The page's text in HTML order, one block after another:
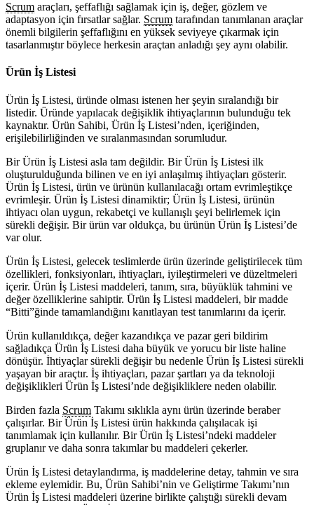
Scrum araçları, şeffaflığı sağlamak için iş, değer, gözlem ve
adaptasyon için fırsatlar sağlar. Scrum tarafından tanımlanan araçlar
önemli bilgilerin şeffaflığını en yüksek seviyeye çıkarmak için
tasarlanmıştır böylece herkesin araçtan anladığı şey aynı olabilir.
Ürün İş Listesi
Ürün İş Listesi, üründe olması istenen her şeyin sıralandığı bir
listedir. Üründe yapılacak değişiklik ihtiyaçlarının bulunduğu tek
kaynaktır. Ürün Sahibi, Ürün İş Listesi’nden, içeriğinden,
erişilebilirliğinden ve sıralanmasından sorumludur.
Bir Ürün İş Listesi asla tam değildir. Bir Ürün İş Listesi ilk
oluşturulduğunda bilinen ve en iyi anlaşılmış ihtiyaçları gösterir.
Ürün İş Listesi, ürün ve ürünün kullanılacağı ortam evrimleştikçe
evrimleşir. Ürün İş Listesi dinamiktir; Ürün İş Listesi, ürünün
ihtiyacı olan uygun, rekabetçi ve kullanışlı şeyi belirlemek için
sürekli değişir. Bir ürün var oldukça, bu ürünün Ürün İş Listesi’de
var olur.
Ürün İş Listesi, gelecek teslimlerde ürün üzerinde geliştirilecek tüm
özellikleri, fonksiyonları, ihtiyaçları, iyileştirmeleri ve düzeltmeleri
içerir. Ürün İş Listesi maddeleri, tanım, sıra, büyüklük tahmini ve
değer özelliklerine sahiptir. Ürün İş Listesi maddeleri, bir madde
“Bitti”ğinde tamamlandığını kanıtlayan test tanımlarını da içerir.
Ürün kullanıldıkça, değer kazandıkça ve pazar geri bildirim
sağladıkça Ürün İş Listesi daha büyük ve yorucu bir liste haline
dönüşür. İhtiyaçlar sürekli değişir bu nedenle Ürün İş Listesi sürekli
yaşayan bir araçtır. İş ihtiyaçları, pazar şartları ya da teknoloji
değişiklikleri Ürün İş Listesi’nde değişikliklere neden olabilir.
Birden fazla Scrum Takımı sıklıkla aynı ürün üzerinde beraber
çalışırlar. Bir Ürün İş Listesi ürün hakkında çalışılacak işi
tanımlamak için kullanılır. Bir Ürün İş Listesi’ndeki maddeler
gruplanır ve daha sonra takımlar bu maddeleri çekerler.
Ürün İş Listesi detaylandırma, iş maddelerine detay, tahmin ve sıra
ekleme eylemidir. Bu, Ürün Sahibi’nin ve Geliştirme Takımı’nın
Ürün İş Listesi maddeleri üzerine birlikte çalıştığı sürekli devam